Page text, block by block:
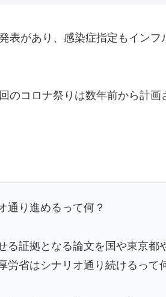
表があり、感染症指定もインフ
のコロナ祭りは数年前から計
通り進めるって何？
る証拠となる論文を国や東京都
労省はシナリオ通り続けるって